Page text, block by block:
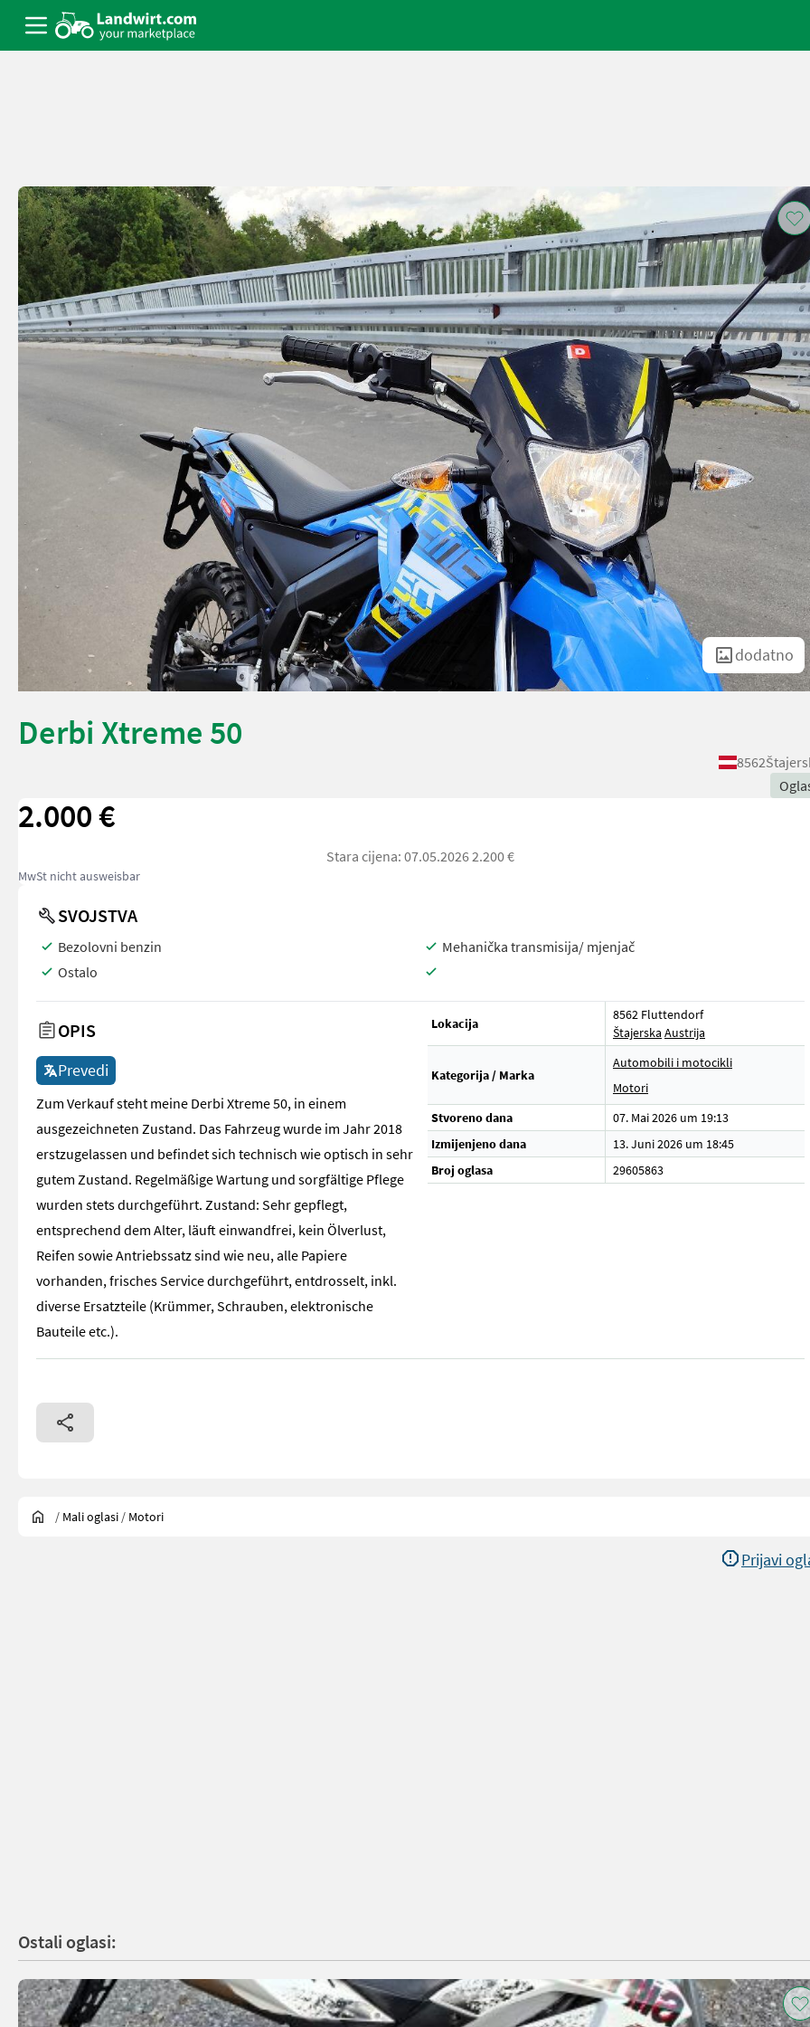
dodatno
Derbi Xtreme 50
8562
2.000 €
Stara cijena: 07.05.2026 2.200 €
MwSt nicht ausweisbar
SVOJSTVA
Bezolovni benzin
Mehanička transmisija/ mjenjač
Ostalo
OPIS
Prevedi
Zum Verkauf steht meine Derbi Xtreme 50, in einem
ausgezeichneten Zustand. Das Fahrzeug wurde im Jahr 2018
erstzugelassen und befindet sich technisch wie optisch in sehr
gutem Zustand. Regelmäßige Wartung und sorgfältige Pflege
wurden stets durchgeführt. Zustand: Sehr gepflegt,
entsprechend dem Alter, läuft einwandfrei, kein Ölverlust,
Reifen sowie Antriebssatz sind wie neu, alle Papiere
vorhanden, frisches Service durchgeführt, entdrosselt, inkl.
diverse Ersatzteile (Krümmer, Schrauben, elektronische
Bauteile etc.).
Lokacija
8562 Fluttendorf
Štajerska Austrija
Kategorija / Marka
Automobili i motocikli
Motori
Stvoreno dana
07. Mai 2026 um 19:13
Izmijenjeno dana
13. Juni 2026 um 18:45
Broj oglasa
29605863
/ Mali oglasi / Motori
Prijavi
Ostali oglasi: